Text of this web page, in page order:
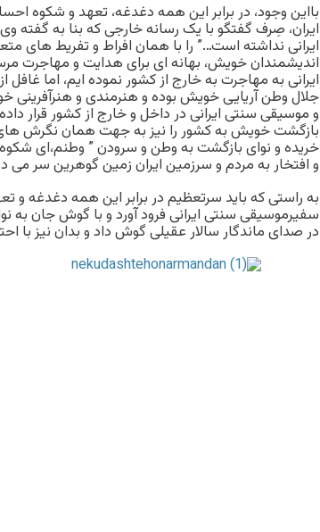
بااین وجود، در برابر این همه دغدغه، تعهد و شکوه
ایران، صِرف گفتگو با یک رسانه خارجی که بنا به گفته
ایرانی نداشته است…” را با همان افراط و تفریط های
اندیشمندان خویش، بهانه ای برای هدایت و مهاجرت
ایرانی به مهاجرت به خارج از کشور نموده ایم، اما غافل
جلال وطن آریایی خویش بوده و هنرمندی و هنرآفرینی
و موسیقی سنتی ایرانی در داخل و خارج از کشور قرار
بازگشت خویش به کشور را نیز به جهت همان نگرش
خریده و نوای بازگشت به وطن و سرودن ” وطنم،ای شکوه
و افتخار به مردم و سرزمین ایران زمین گوهرین سر می
به راستی که باید سرتعظیم در برابر این همه دغدغه و
سفیرموسیقی سنتی ایرانی فرود آورد و با گوش جان به
در صدای ماندگار سالار عقیلی گوش داد و بدان نیز با